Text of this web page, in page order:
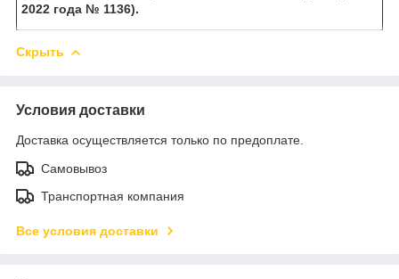
2022 года № 1136).
Скрыть
Условия доставки
Доставка осуществляется только по предоплате.
Самовывоз
Транспортная компания
Все условия доставки